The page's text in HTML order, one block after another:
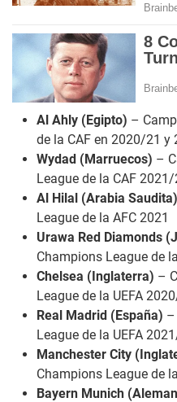
Al Ahly (Egipto) –
de la CAF en 2020/21 y
Wydad (Marruecos) –
League de la CAF
Al Hilal (Arabia Saudita)
League de la AFC 2021
Urawa Red Diamonds
Champions League de
Chelsea (Inglaterra) –
League de la UEFA
Real Madrid (España) –
League de la UEFA
Manchester City
Champions League de
Bayern Munich